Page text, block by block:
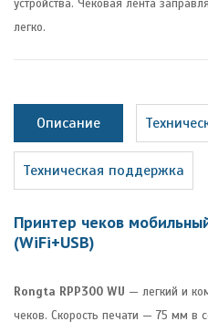
устройства. Чековая лента
легко.
Описание
Техническая поддержка
Принтер чеков
(WiFi+USB)
Rongta RPP300 WU — легкий и
чеков. Скорость печати — 75 мм в